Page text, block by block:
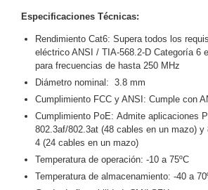
Ambientes
Salinos
(Anticorrosión)AntiexplosiónBala
y
Decodificadores
de
VideoCubo Domo
/ Eyeball /
TurretFisheye
y
Especificaciones Técnicas:
Rendimiento Cat6: Supera todos los
eléctrico ANSI / TIA-568.2-D Categoría 6
para frecuencias de hasta 250 MHz
Diámetro nominal: 3.8 mm
Cumplimiento FCC y ANSI: Cumple con
Cumplimiento PoE: Admite aplicaciones
802.3af/802.3at (48 cables en un mazo)
4 (24 cables en un mazo)
Temperatura de operación: -10 a 75ºC
Temperatura de almacenamiento: -40 a